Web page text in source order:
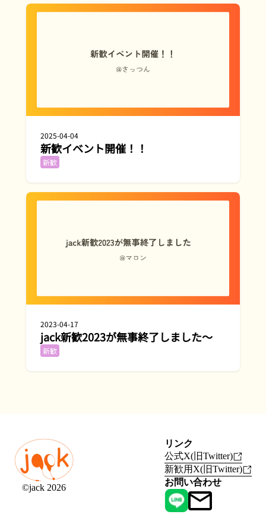
2025-04-04
新歓イベント開催！！
新歓
2023-04-17
jack新歓2023が無事終了しました～
新歓
©jack 2026
リンク
公式X(旧Twitter)
新歓用X(旧Twitter)
お問い合わせ